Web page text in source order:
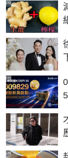
PR
PR
PR